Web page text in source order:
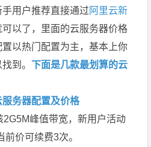
手用户推荐直接通过 阿里云新
可以了，里面的云服务器价格
以热门配置为主，基本上你
到。
下面是几款最划算的云
务器配置及价格
2G5M峰值带宽，新用户活动
价可续费3次。